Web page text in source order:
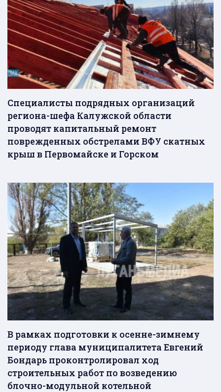
Специалисты подрядных организаций
региона-шефа Калужской области
проводят капитальный ремонт
поврежденных обстрелами ВФУ скатных
крыш в Первомайске и Горском
В рамках подготовки к осенне-зимнему
периоду глава муниципалитета Евгений
Бондарь проконтролировал ход
строительных работ по возведению
блочно-модульной котельной